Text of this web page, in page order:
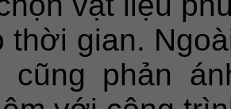
thời gian.
cũng phản